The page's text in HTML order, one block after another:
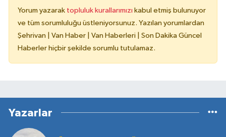
Yorum yazarak topluluk kurallarımızı kabul etmiş bulunuyor
ve tüm sorumluluğu üstleniyorsunuz. Yazılan yorumlardan
Şehrivan | Van Haber | Van Haberleri | Son Dakika Güncel
Haberler hiçbir şekilde sorumlu tutulamaz.
Yazarlar